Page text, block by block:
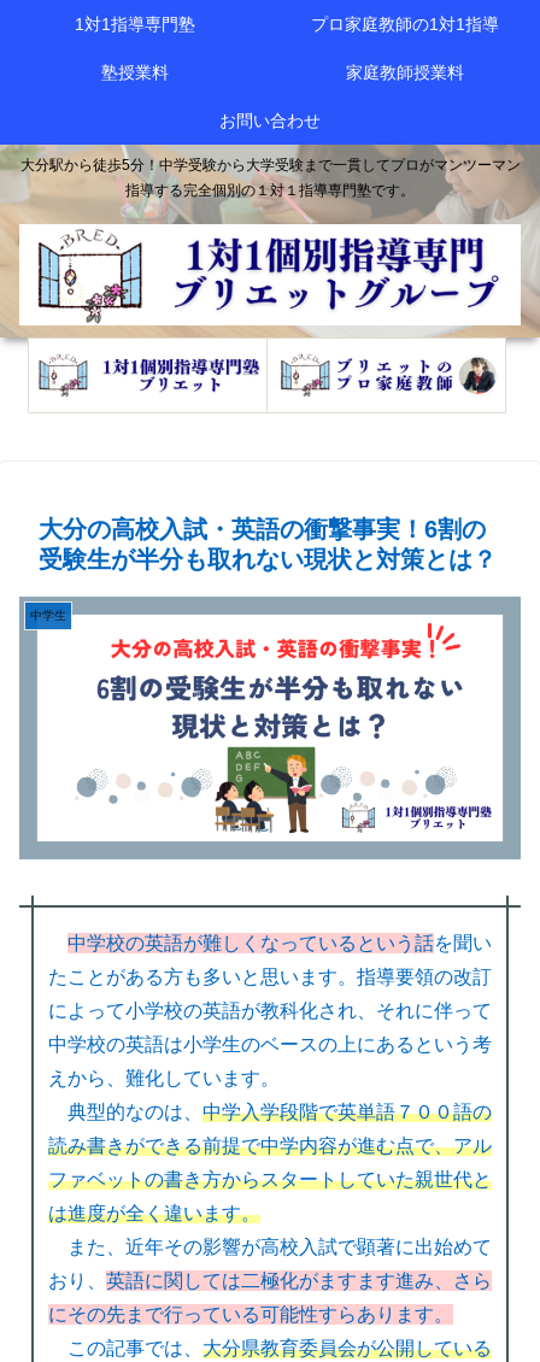
大分駅から徒歩5分！中学受験から大学受験まで一貫してプロがマンツーマン
指導する完全個別の１対１指導専門塾です。
1対1指導専門塾 プロ家庭教師の1対1指導
塾授業料 家庭教師授業料
お問い合わせ
大分の高校入試・英語の衝撃事実！6割の
受験生が半分も取れない現状と対策とは？
中学生
中学校の英語が難しくなっているという話を聞い
たことがある方も多いと思います。指導要領の改訂
によって小学校の英語が教科化され、それに伴って
中学校の英語は小学生のベースの上にあるという考
えから、難化しています。
典型的なのは、 中学入学段階で英単語７００語の
読み書きができる前提で中学内容が進む点で、アル
ファベットの書き方からスタートしていた親世代と
は進度が全く違います。
また、近年その影響が高校入試で顕著に出始めて
おり、 英語に関しては二極化がますます進み、さら
にその先まで行っている可能性すらあります。
この記事では、 大分県教育委員会が公開している